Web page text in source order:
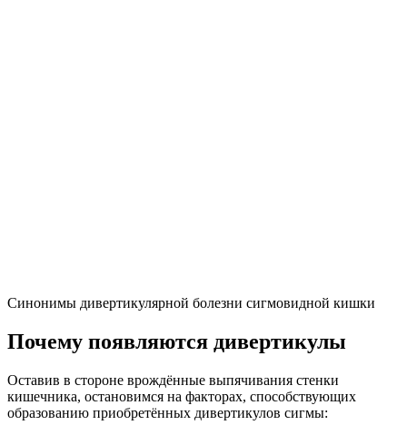
Синонимы дивертикулярной болезни сигмовидной кишки
Почему появляются дивертикулы
Оставив в стороне врождённые выпячивания стенки
кишечника, остановимся на факторах, способствующих
образованию приобретённых дивертикулов сигмы: